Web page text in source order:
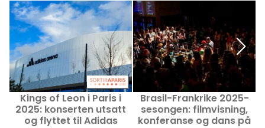
Kings of Leon i Paris i
2025: konserten utsatt
og flyttet til Adidas
Brasil-Frankrike 2025-
sesongen: filmvisning,
konferanse og dans på